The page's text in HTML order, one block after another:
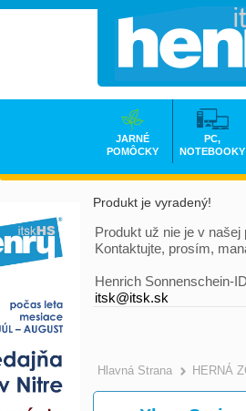
Produkt je vyradený!
Produkt už nie je v našej
Kontaktujte, prosím,
Henrich Sonnenschein-
itsk@itsk.sk
Hlavná Strana HERNÁ
JARNÉ
POMÔCKY
PC,
NOTEBOOKY